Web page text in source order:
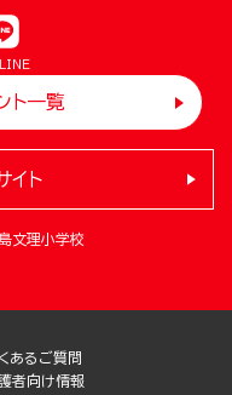
ト一覧
文理小学校
イト
あるご質問
者向け情報